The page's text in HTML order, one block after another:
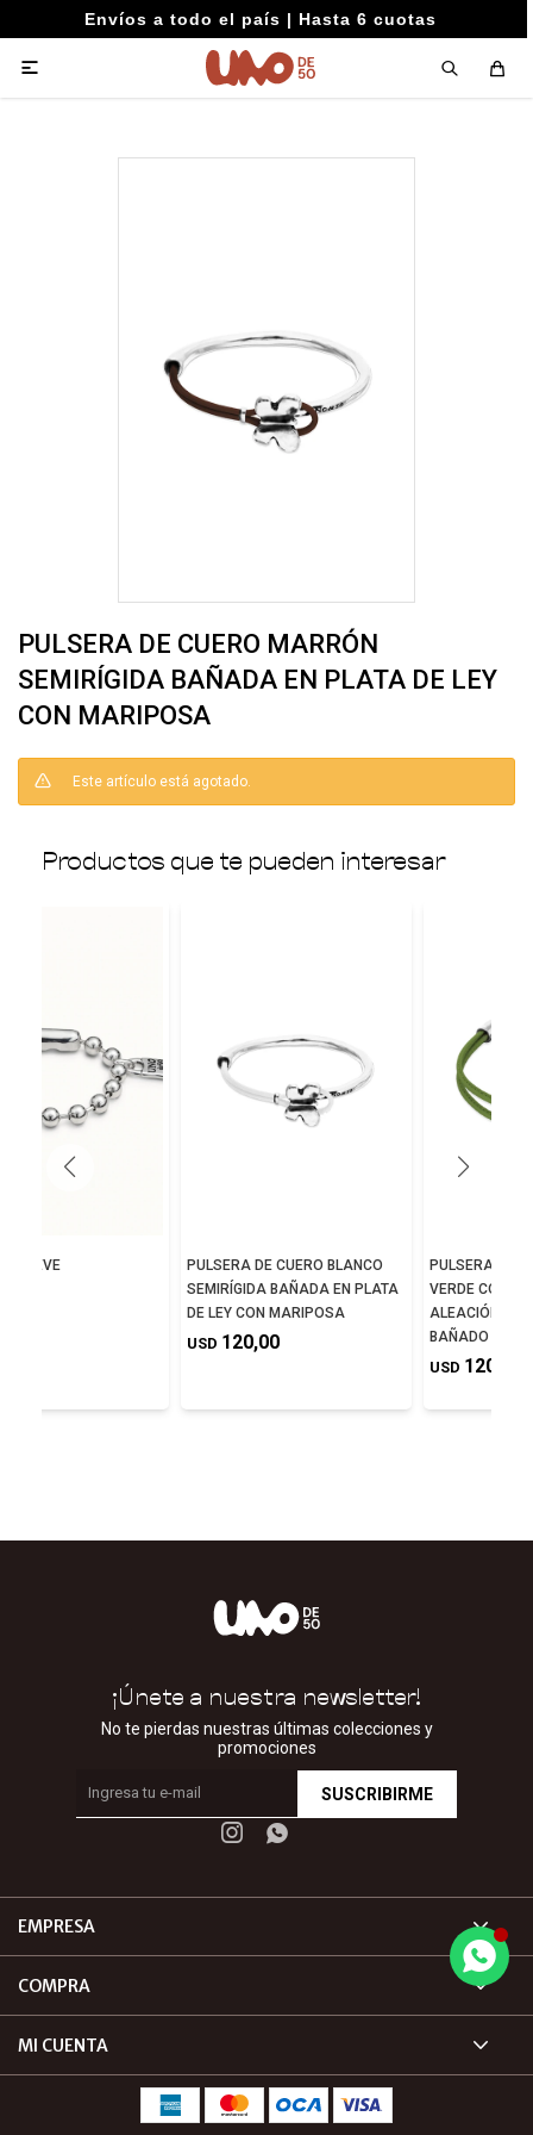
Envíos a todo el país | Hasta 6 cuotas

PULSERA DE CUERO MARRÓN
SEMIRÍGIDA BAÑADA EN PLATA DE LEY
CON MARIPOSA
Este artículo está agotado.
Productos que te pueden interesar
NIEVE
PULSERA DE CUERO BLANCO
SEMIRÍGIDA BAÑADA EN PLATA
DE LEY CON MARIPOSA
USD 120,00
PULSERA DE
VERDE CON
ALEACIÓN DE
BAÑADO EN
USD 120,00
EMPRESA
COMPRA
MI CUENTA
¡Únete a nuestra newsletter!
No te pierdas nuestras últimas colecciones y
promociones
SUSCRIBIRME
 